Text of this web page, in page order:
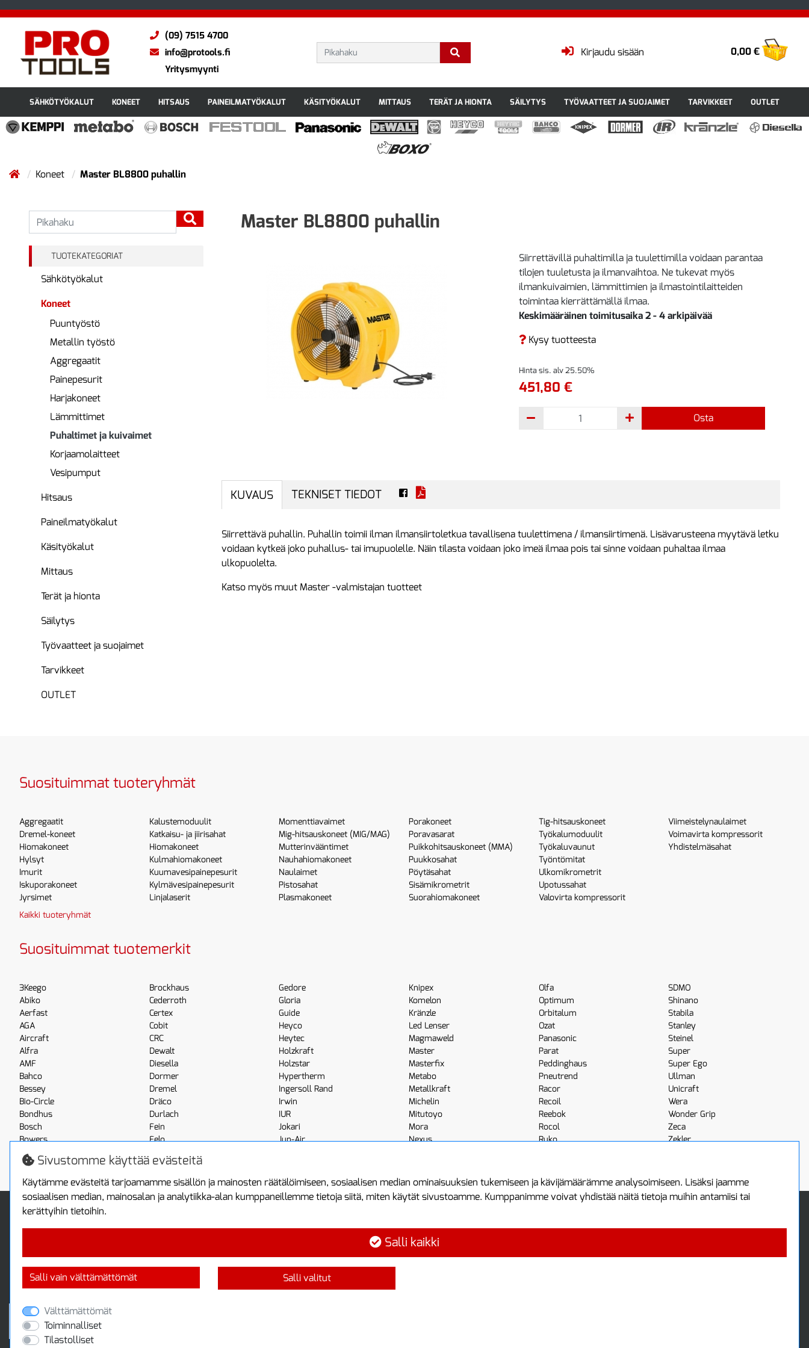
(09) 7515 4700
info@protools.fi
Yritysmyynti
0,00 €
Kirjaudu sisään
SÄHKÖTYÖKALUT KONEET HITSAUS PAINEILMATYÖKALUT KÄSITYÖKALUT MITTAUS TERÄT JA HIONTA SÄILYTYS TYÖVAATTEET JA SUOJAIMET TARVIKKEET OUTLET
Koneet Master BL8800 puhallin
TUOTEKATEGORIAT
Sähkötyökalut
Koneet
Puuntyöstö
Metallin työstö
Aggregaatit
Painepesurit
Harjakoneet
Lämmittimet
Puhaltimet ja kuivaimet
Korjaamolaitteet
Vesipumput
Hitsaus
Paineilmatyökalut
Käsityökalut
Mittaus
Terät ja hionta
Säilytys
Työvaatteet ja suojaimet
Tarvikkeet
OUTLET
Master BL8800 puhallin
Siirrettävillä puhaltimilla ja tuulettimilla voidaan parantaa
tilojen tuuletusta ja ilmanvaihtoa. Ne tukevat myös
ilmankuivaimien, lämmittimien ja ilmastointilaitteiden
toimintaa kierrättämällä ilmaa.
Keskimääräinen toimitusaika 2 - 4 arkipäivää
Kysy tuotteesta
Hinta sis. alv 25.50%
451,80 €
Osta
KUVAUS TEKNISET TIEDOT
Siirrettävä puhallin. Puhallin toimii ilman ilmansiirtoletkua tavallisena tuulettimena / ilmansiirtimenä. Lisävarusteena myytävä letku
voidaan kytkeä joko puhallus- tai imupuolelle. Näin tilasta voidaan joko imeä ilmaa pois tai sinne voidaan puhaltaa ilmaa
ulkopuolelta.
Katso myös muut Master -valmistajan tuotteet
Suosituimmat tuoteryhmät
Aggregaatit
Dremel-koneet
Hiomakoneet
Hylsyt
Imurit
Iskuporakoneet
Jyrsimet
Kalustemoduulit
Katkaisu- ja jiirisahat
Hiomakoneet
Kulmahiomakoneet
Kuumavesipainepesurit
Kylmävesipainepesurit
Linjalaserit
Momenttiavaimet
Mig-hitsauskoneet (MIG/MAG)
Mutterinvääntimet
Nauhahiomakoneet
Naulaimet
Pistosahat
Plasmakoneet
Porakoneet
Poravasarat
Puikkohitsauskoneet (MMA)
Puukkosahat
Pöytäsahat
Sisämikrometrit
Suorahiomakoneet
Tig-hitsauskoneet
Työkalumoduulit
Työkaluvaunut
Työntömitat
Ulkomikrometrit
Upotussahat
Valovirta kompressorit
Viimeistelynaulaimet
Voimavirta kompressorit
Yhdistelmäsahat
Kaikki tuoteryhmät
Suosituimmat tuotemerkit
3Keego
Abiko
Aerfast
AGA
Aircraft
Alfra
AMF
Bahco
Bessey
Bio-Circle
Bondhus
Bosch
Bowers
Boxo
Brennenstuhl
Brockhaus
Cederroth
Certex
Cobit
CRC
Dewalt
Diesella
Dormer
Dremel
Dräco
Durlach
Fein
Felo
Fluke
Gedore
Gloria
Guide
Heyco
Heytec
Holzkraft
Holzstar
Hypertherm
Ingersoll Rand
Irwin
IUR
Jokari
Jun-Air
Knipex
Komelon
Kränzle
Led Lenser
Magmaweld
Master
Masterfix
Metabo
Metallkraft
Michelin
Mitutoyo
Mora
Nexus
Olfa
Optimum
Orbitalum
Ozat
Panasonic
Parat
Peddinghaus
Pneutrend
Racor
Recoil
Reebok
Rocol
Ruko
SDMO
Shinano
Stabila
Stanley
Steinel
Super
Super Ego
Ullman
Unicraft
Wera
Wonder Grip
Zeca
Zekler
Info
Yhteystiedot
Takuutietoa
Toimitus ja maksaminen
Toimitustavat
Turvallista ostamista
Tax free / verovapaa myynti
Asiakastilini
Asiakastili
Luo tili
Protools Oy
Tuottajankatu 13
Uutiskirje
Tilaa maksuton uutiskirjeemme
Sivustomme käyttää evästeitä
Käytämme evästeitä tarjoamamme sisällön ja mainosten räätälöimiseen, sosiaalisen median ominaisuuksien tukemiseen ja kävijämäärämme analysoimiseen. Lisäksi jaamme
sosiaalisen median, mainosalan ja analytiikka-alan kumppaneillemme tietoja siitä, miten käytät sivustoamme. Kumppanimme voivat yhdistää näitä tietoja muihin antamiisi tai
kerättyihin tietoihin.
Salli kaikki
Salli vain välttämättömät Salli valitut
Välttämättömät
Toiminnalliset
Tilastolliset